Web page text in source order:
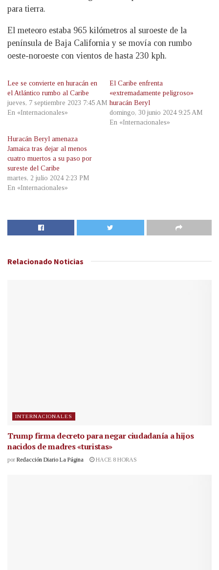
para tierra.
El meteoro estaba 965 kilómetros al suroeste de la
península de Baja California y se movía con rumbo
oeste-noroeste con vientos de hasta 230 kph.
Lee se convierte en huracán en
el Atlántico rumbo al Caribe
jueves, 7 septiembre 2023 7:45 AM
En «Internacionales»
El Caribe enfrenta
«extremadamente peligroso»
huracán Beryl
domingo, 30 junio 2024 9:25 AM
En «Internacionales»
Huracán Beryl amenaza
Jamaica tras dejar al menos
cuatro muertos a su paso por
sureste del Caribe
martes, 2 julio 2024 2:23 PM
En «Internacionales»
Relacionado Noticias
INTERNACIONALES
Trump firma decreto para negar ciudadanía a hijos
nacidos de madres «turistas»
por Redacción Diario La Página HACE 8 HORAS